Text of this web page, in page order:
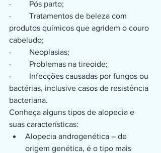
·         Pós parto;
·         Tratamentos de beleza com
produtos químicos que agridem o couro
cabeludo;
·         Neoplasias;
·         Problemas na tireoide;
·         Infecções causadas por fungos ou
bactérias, inclusive casos de resistência
bacteriana.
Conheça alguns tipos de alopecia e
suas características:
Alopecia androgenética – de
origem genética, é o tipo mais